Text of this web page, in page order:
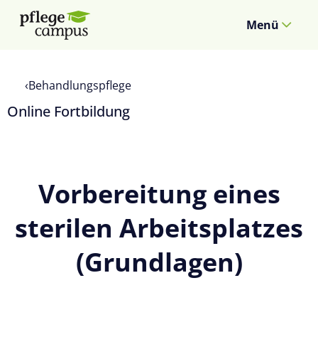
Menü
Behandlungspflege
Online Fortbildung
Vorbereitung eines
sterilen Arbeitsplatzes
(Grundlagen)